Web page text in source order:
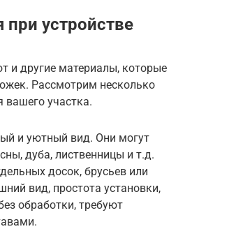
устройстве
и другие материалы, которые
Рассмотрим несколько
вашего участка.
и уютный вид. Они могут
дуба, лиственницы и т.д.
досок, брусьев или
вид, простота установки,
обработки, требуют